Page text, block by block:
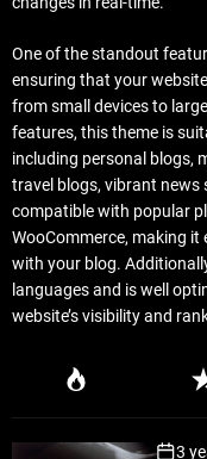
One of the standout
ensuring that your
from small devices to
features, this theme is
including personal blogs,
travel blogs, vibrant news
compatible with popular
WooCommerce, making
with your blog.
languages and is well
website’s visibility and
P
R
3